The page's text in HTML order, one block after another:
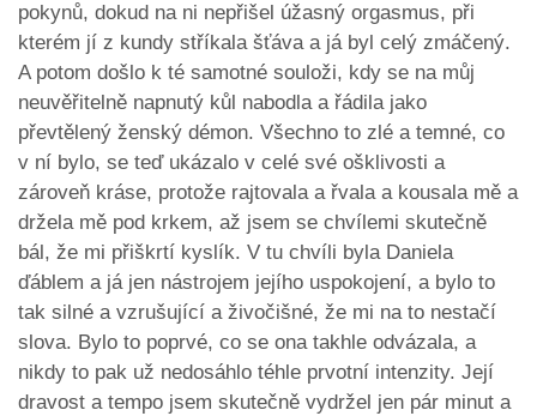
pokynů, dokud na ni nepřišel úžasný orgasmus, při
kterém jí z kundy stříkala šťáva a já byl celý zmáčený.
A potom došlo k té samotné souloži, kdy se na můj
neuvěřitelně napnutý kůl nabodla a řádila jako
převtělený ženský démon. Všechno to zlé a temné, co
v ní bylo, se teď ukázalo v celé své ošklivosti a
zároveň kráse, protože rajtovala a řvala a kousala mě a
držela mě pod krkem, až jsem se chvílemi skutečně
bál, že mi přiškrtí kyslík. V tu chvíli byla Daniela
ďáblem a já jen nástrojem jejího uspokojení, a bylo to
tak silné a vzrušující a živočišné, že mi na to nestačí
slova. Bylo to poprvé, co se ona takhle odvázala, a
nikdy to pak už nedosáhlo téhle prvotní intenzity. Její
dravost a tempo jsem skutečně vydržel jen pár minut a